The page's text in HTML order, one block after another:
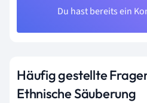
Du hast bereits ein
Häufig gestellte
Ethnische Säuberung